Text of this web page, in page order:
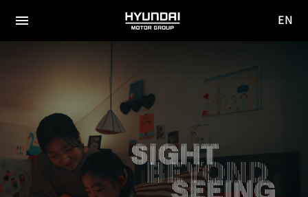
전체
HYUNDAI
MOTOR
EN